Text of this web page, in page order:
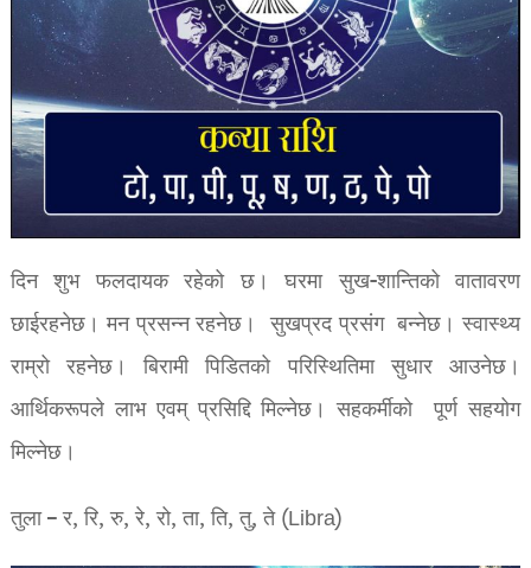
दिन शुभ फलदायक रहेको छ। घरमा सुख-शान्तिको वातावरण
छाईरहनेछ। मन प्रसन्न रहनेछ। सुखप्रद प्रसंग बन्नेछ। स्वास्थ्य
राम्रो रहनेछ। बिरामी पिडितको परिस्थितिमा सुधार आउनेछ।
आर्थिकरूपले लाभ एवम् प्रसिद्दि मिल्नेछ। सहकर्मीको पूर्ण सहयोग
मिल्नेछ।
तुला – र, रि, रु, रे, रो, ता, ति, तु, ते (Libra)